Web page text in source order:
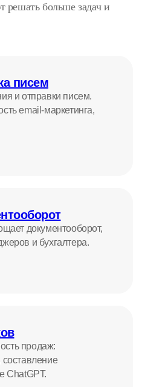
больше задач и
писем
и отправки писем.
email-маркетинга,
документооборот,
и бухгалтера.
продаж:
ChatGPT.